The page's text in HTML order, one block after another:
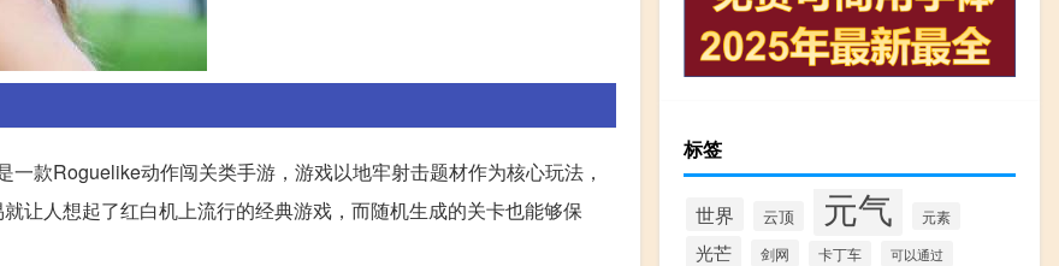
款Roguelike动作闯关类手游，游戏以地牢射击题材作为核心玩法，
让人想起了红白机上流行的经典游戏，而随机生成的关卡也能够保
标签
世界 云顶 元气 元素
光芒 剑网 卡丁车 可以通过